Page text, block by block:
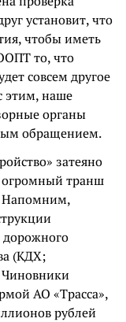
установит, что
чтобы иметь
то, что
совсем другое
этим, наше
органы
обращением.
затеяно
огромный транш
Напомним,
дорожного
(КДХ;
Чиновники
АО «Трасса»,
рублей